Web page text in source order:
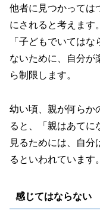
他者に見つかっては
にされると考えます。
「子どもでいては
ないために、自分が
ら制限します。
幼い頃、親が何らか
ると、「親はあてに
見るためには、自分
るといわれています。
感じてはならない